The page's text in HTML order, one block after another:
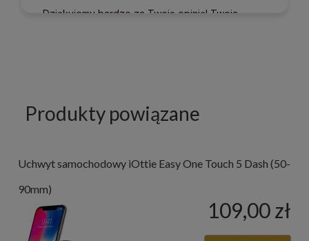
Dziękujemy bardzo za Twoją opinię! Twoja
Produkty powiązane
Uchwyt samochodowy iOttie Easy One Touch 5 Dash (50-
90mm)
109,00 zł